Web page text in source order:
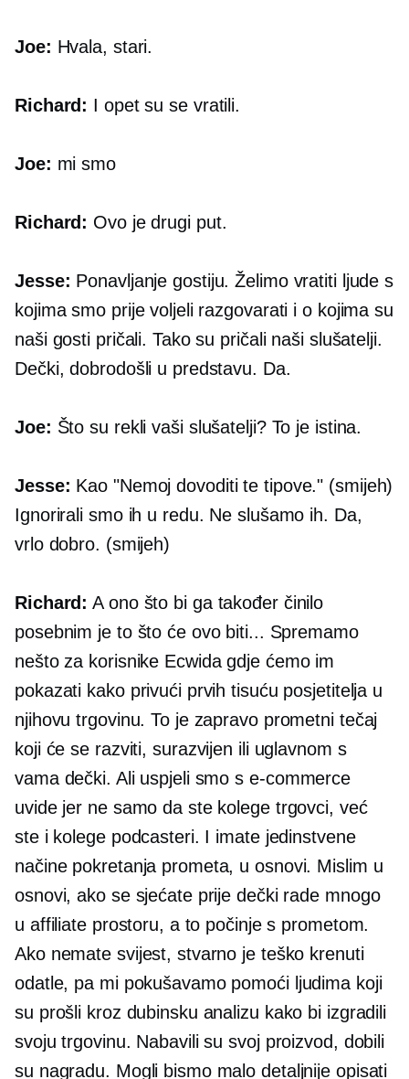
Joe: Hvala, stari.
Richard: I opet su se vratili.
Joe: mi smo
Richard: Ovo je drugi put.
Jesse: Ponavljanje gostiju. Želimo vratiti ljude s
kojima smo prije voljeli razgovarati i o kojima su
naši gosti pričali. Tako su pričali naši slušatelji.
Dečki, dobrodošli u predstavu. Da.
Joe: Što su rekli vaši slušatelji? To je istina.
Jesse: Kao "Nemoj dovoditi te tipove." (smijeh)
Ignorirali smo ih u redu. Ne slušamo ih. Da,
vrlo dobro. (smijeh)
Richard: A ono što bi ga također činilo
posebnim je to što će ovo biti... Spremamo
nešto za korisnike Ecwida gdje ćemo im
pokazati kako privući prvih tisuću posjetitelja u
njihovu trgovinu. To je zapravo prometni tečaj
koji će se razviti, surazvijen ili uglavnom s
vama dečki. Ali uspjeli smo s e-commerce
uvide jer ne samo da ste kolege trgovci, već
ste i kolege podcasteri. I imate jedinstvene
načine pokretanja prometa, u osnovi. Mislim u
osnovi, ako se sjećate prije dečki rade mnogo
u affiliate prostoru, a to počinje s prometom.
Ako nemate svijest, stvarno je teško krenuti
odatle, pa mi pokušavamo pomoći ljudima koji
su prošli kroz dubinsku analizu kako bi izgradili
svoju trgovinu. Nabavili su svoj proizvod, dobili
su nagradu. Mogli bismo malo detaljnije opisati